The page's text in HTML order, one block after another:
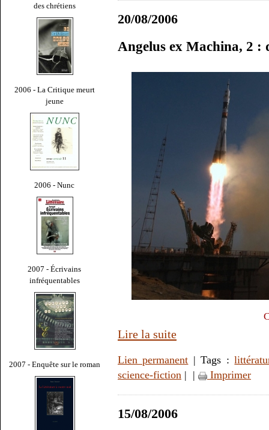
des chrétiens
2006 - La Critique meurt
jeune
2006 - Nunc
2007 - Écrivains
infréquentables
2007 - Enquête sur le roman
20/08/2006
Angelus ex Machina, 2 :
Lire la suite
Lien permanent | Tags :
science-fiction | | Imprimer
15/08/2006